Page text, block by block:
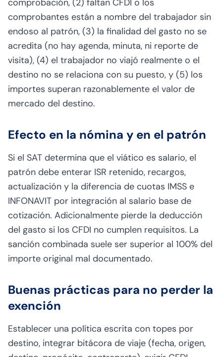
comprobación, (2) faltan CFDI o los
comprobantes están a nombre del trabajador sin
endoso al patrón, (3) la finalidad del gasto no se
acredita (no hay agenda, minuta, ni reporte de
visita), (4) el trabajador no viajó realmente o el
destino no se relaciona con su puesto, y (5) los
importes superan razonablemente el valor de
mercado del destino.
Efecto en la nómina y en el patrón
Si el SAT determina que el viático es salario, el
patrón debe enterar ISR retenido, recargos,
actualización y la diferencia de cuotas IMSS e
INFONAVIT por integración al salario base de
cotización. Adicionalmente pierde la deducción
del gasto si los CFDI no cumplen requisitos. La
sanción combinada suele ser superior al 100% del
importe original mal documentado.
Buenas prácticas para no perder la
exención
Establecer una política escrita con topes por
destino, integrar bitácora de viaje (fecha, origen,